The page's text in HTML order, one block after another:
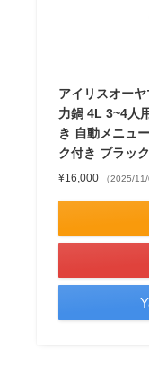
アイリスオー
力鍋 4L 3~4人
き 自動メニュ
ク付き ブラッ
¥16,000 （2025/